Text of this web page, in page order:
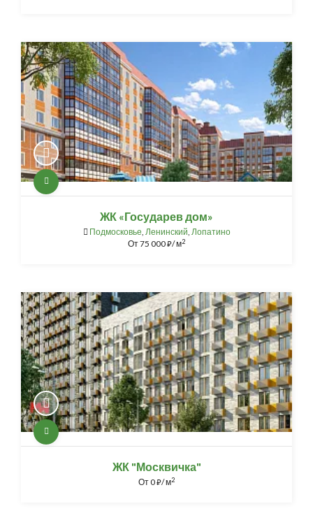
ЖК «Государев дом»
Подмосковье, Ленинский, Лопатино
От75 000⃏/ м2
ЖК "Москвичка"
От0⃏/ м2